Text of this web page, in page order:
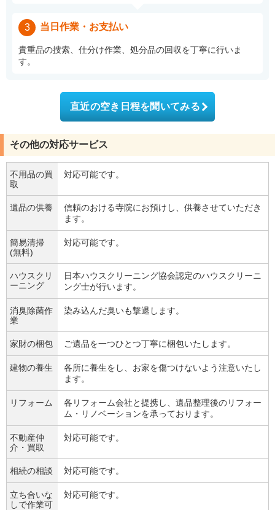
3 当日作業・お支払い
貴重品の捜索、仕分け作業、処分品の回収を丁寧に行いま
す。
直近の空き日程を聞いてみる
その他の対応サービス
不用品の買
取
対応可能です。
遺品の供養
信頼のおける寺院にお預けし、供養させていただき
ます。
簡易清掃
(無料)
対応可能です。
ハウスクリ
ーニング
日本ハウスクリーニング協会認定のハウスクリーニ
ング士が行います。
消臭除菌作
業
染み込んだ臭いも撃退します。
家財の梱包 ご遺品を一つひとつ丁寧に梱包いたします。
建物の養生
各所に養生をし、お家を傷つけないよう注意いたし
ます。
リフォーム
各リフォーム会社と提携し、遺品整理後のリフォー
ム・リノベーションを承っております。
不動産仲
介・買取
対応可能です。
相続の相談 対応可能です。
立ち合いな
しで作業可
対応可能です。